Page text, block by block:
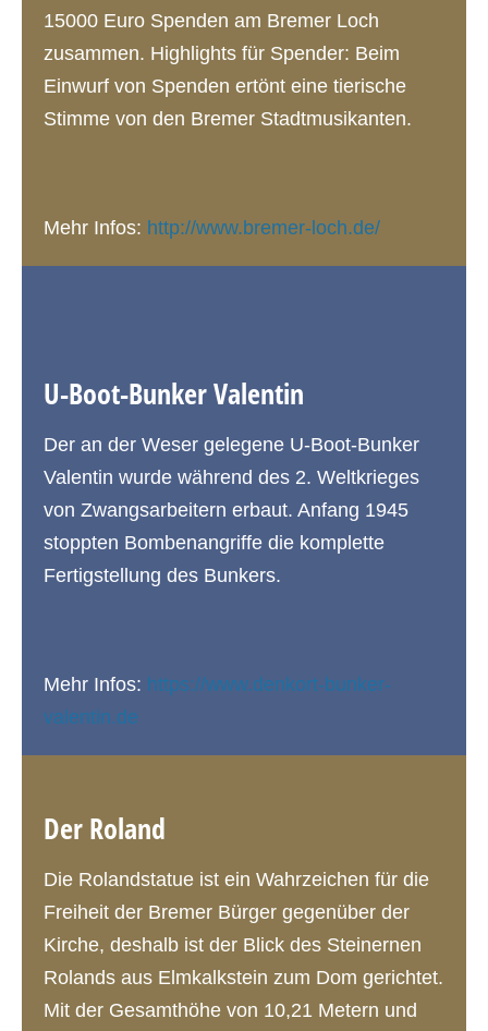
15000 Euro Spenden am Bremer Loch
zusammen. Highlights für Spender: Beim
Einwurf von Spenden ertönt eine tierische
Stimme von den Bremer Stadtmusikanten.
Mehr Infos: http://www.bremer-loch.de/
U-Boot-Bunker Valentin
Der an der Weser gelegene U-Boot-Bunker
Valentin wurde während des 2. Weltkrieges
von Zwangsarbeitern erbaut. Anfang 1945
stoppten Bombenangriffe die komplette
Fertigstellung des Bunkers.
Mehr Infos: https://www.denkort-bunker-
valentin.de
Der Roland
Die Rolandstatue ist ein Wahrzeichen für die
Freiheit der Bremer Bürger gegenüber der
Kirche, deshalb ist der Blick des Steinernen
Rolands aus Elmkalkstein zum Dom gerichtet.
Mit der Gesamthöhe von 10,21 Metern und